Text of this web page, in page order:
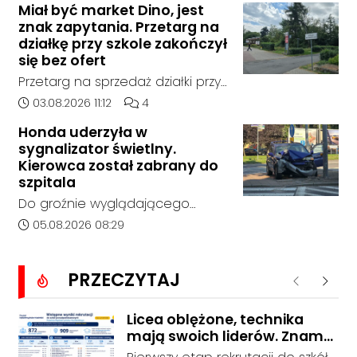
miejscowości w Goszyce. Od
tego momentu nie nawiązał
kontaktu z rodziną.
policja, został on odnaleziony w
sobotę, 1 sierpnia, na terenie
kompleksu leśnego w powiecie
raciborskim, w województwie
śląskim.
Miał być market Dino, jest
znak zapytania. Przetarg na
działkę przy szkole zakończył
się bez ofert
Przetarg na sprzedaż działki przy
Zespole Szkół Technicznych i
Kędzierzynie-Koźlu zakończył się
bez rozstrzygnięcia. Mimo
wcześniejszego zainteresowania
terenem ze strony sieci Dino, do
postępowania nie zgłosił się
żaden oferent.
Data dodania artykułu:
03.08.2026 11:12 Liczba komentarzy artykułu:
4
Honda uderzyła w
sygnalizator świetlny.
Kierowca został zabrany do
szpitala
Do groźnie wyglądającego
zdarzenia drogowego doszło w
godziny 6:30 kierujący
samochodem marki Honda
zjechał z drogi i uderzył w
sygnalizator świetlny.
Data dodania artykułu:
05.08.2026 08:29
PRZECZYTAJ Poprzednie
Licea oblężone, technika
mają swoich liderów. Znamy
wstępne wyniki rekrutacji do